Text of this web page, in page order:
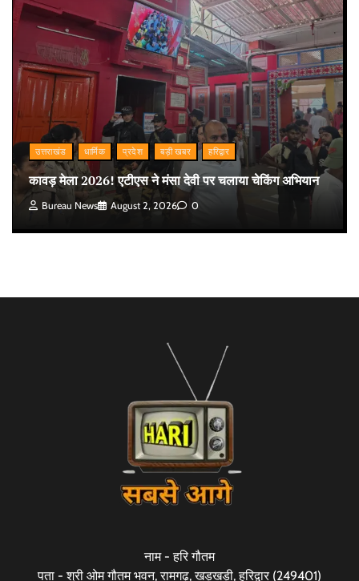
उत्तराखंड धार्मिक प्रदेश बड़ी खबर हरिद्वार
कावड़ मेला 2026! एटीएस ने मंसा देवी पर चलाया चेकिंग अभियान
Bureau News August 2, 2026 0
नाम - हरि गौतम
पता - श्री ओम गौतम भवन, रामगढ़, खड़खड़ी, हरिद्वार (249401)